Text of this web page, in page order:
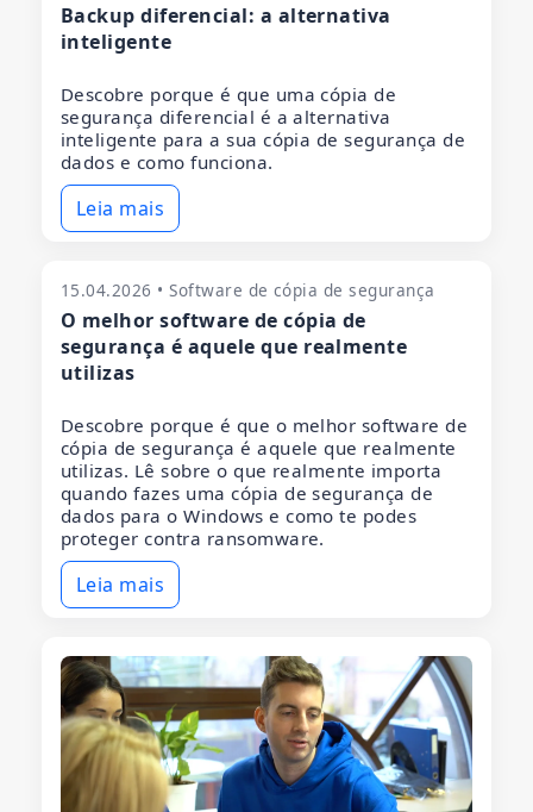
Backup diferencial: a alternativa
inteligente
Descobre porque é que uma cópia de
segurança diferencial é a alternativa
inteligente para a sua cópia de segurança de
dados e como funciona.
Leia mais
15.04.2026 • Software de cópia de segurança
O melhor software de cópia de
segurança é aquele que realmente
utilizas
Descobre porque é que o melhor software de
cópia de segurança é aquele que realmente
utilizas. Lê sobre o que realmente importa
quando fazes uma cópia de segurança de
dados para o Windows e como te podes
proteger contra ransomware.
Leia mais